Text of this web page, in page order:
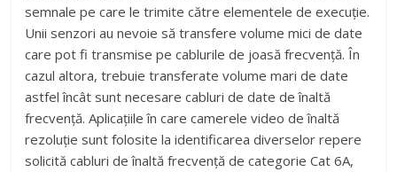
semnale pe care le trimite către elementele de execuţie.
Unii senzori au nevoie să transfere volume mici de date
care pot fi transmise pe cablurile de joasă frecvenţă. În
cazul altora, trebuie transferate volume mari de date
astfel încât sunt necesare cabluri de date de înaltă
frecvenţă. Aplicaţiile în care camerele video de înaltă
rezoluţie sunt folosite la identificarea diverselor repere
solicită cabluri de înaltă frecvenţă de categorie Cat 6A,